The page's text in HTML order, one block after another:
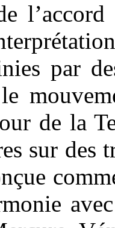
par
de la
sur des